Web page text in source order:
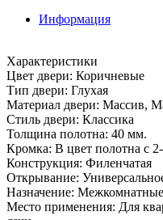
Информация
Характеристики
Цвет двери: Коричневые
Тип двери: Глухая
Материал двери: Массив,
Стиль двери: Классика
Толщина полотна: 40 мм.
Кромка: В цвет полотна с
Конструкция: Филенчатая
Открывание:
Назначение: Межкомнатные
Место применения: Для